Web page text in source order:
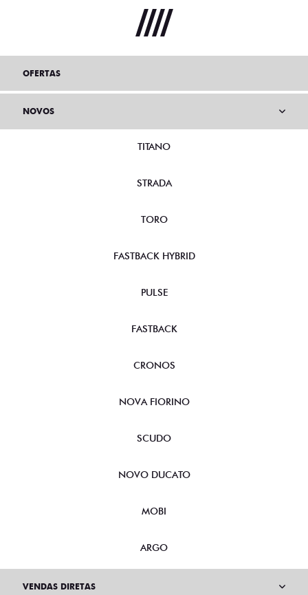
OFERTAS
NOVOS
TITANO
STRADA
TORO
FASTBACK HYBRID
PULSE
FASTBACK
CRONOS
NOVA FIORINO
SCUDO
NOVO DUCATO
MOBI
ARGO
VENDAS DIRETAS